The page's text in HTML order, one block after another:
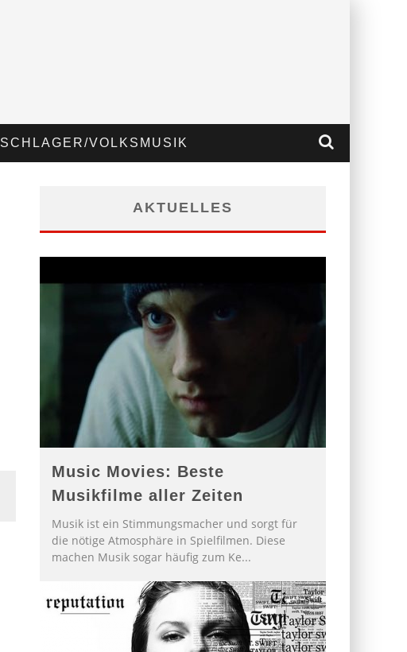
SCHLAGER/VOLKSMUSIK
AKTUELLES
Music Movies: Beste
Musikfilme aller Zeiten
Musik ist ein Stimmungsmacher und sorgt für
die nötige Atmosphäre in Spielfilmen. Diese
machen Musik sogar häufig zum Ke...